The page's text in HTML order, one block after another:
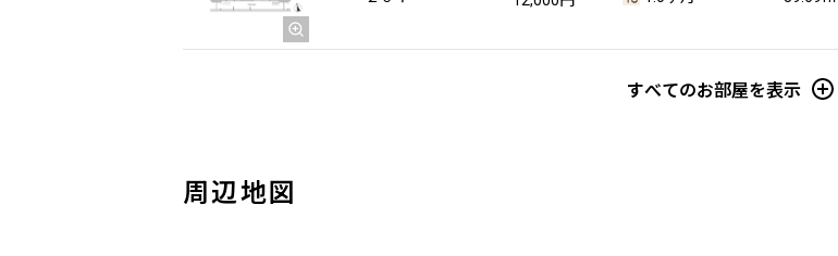
すべてのお部屋を表示
周辺地図